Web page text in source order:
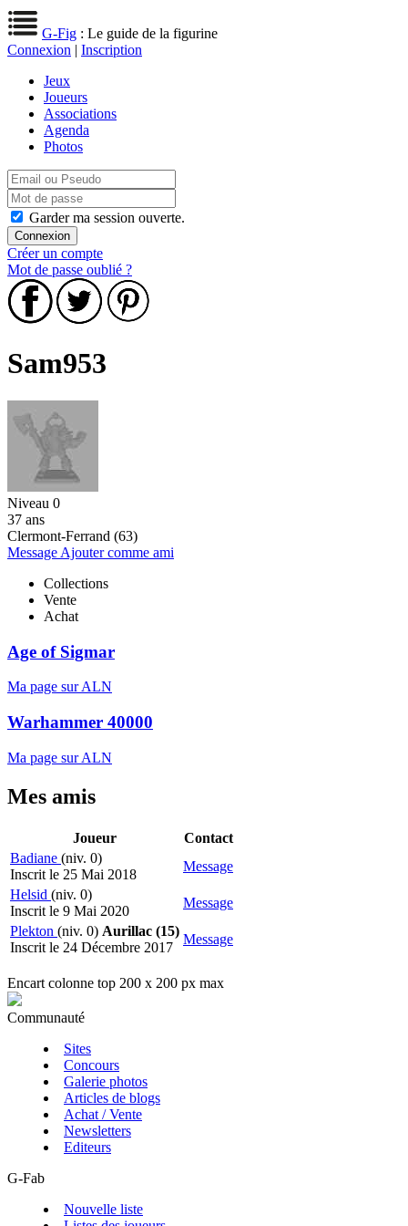
G-Fig : Le guide de la figurine
Connexion | Inscription
Jeux
Joueurs
Associations
Agenda
Photos
Garder ma session ouverte.
Créer un compte
Mot de passe oublié ?
Sam953
Niveau 0
37 ans
Clermont-Ferrand (63)
Message Ajouter comme ami
Collections
Vente
Achat
Age of Sigmar
Ma page sur ALN
Warhammer 40000
Ma page sur ALN
Mes amis
Joueur
Contact
Badiane (niv. 0)
Inscrit le 25 Mai 2018
Message
Helsid (niv. 0)
Inscrit le 9 Mai 2020
Message
Plekton (niv. 0) Aurillac (15)
Inscrit le 24 Décembre 2017
Message
Encart colonne top 200 x 200 px max
Communauté
Sites
Concours
Galerie photos
Articles de blogs
Achat / Vente
Newsletters
Editeurs
G-Fab
Nouvelle liste